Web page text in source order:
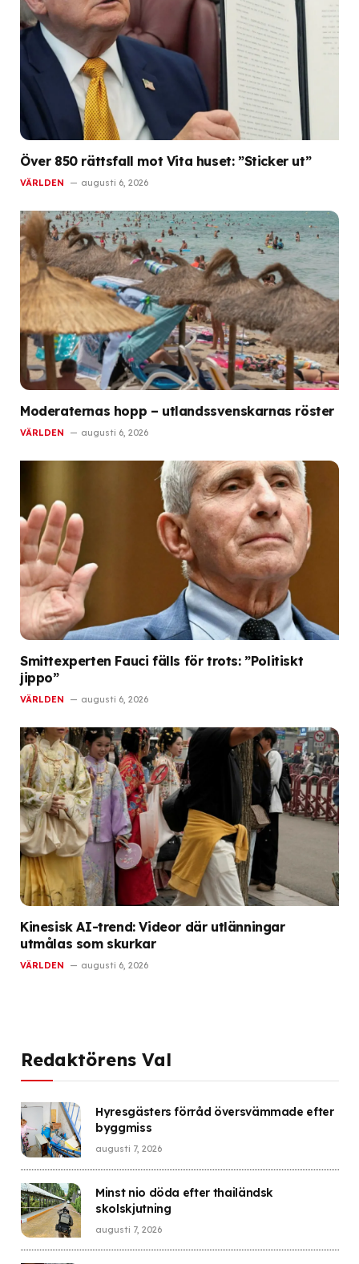
Över 850 rättsfall mot Vita huset: ”Sticker ut”
VÄRLDEN augusti 6, 2026
Moderaternas hopp – utlandssvenskarnas röster
VÄRLDEN augusti 6, 2026
Smittexperten Fauci fälls för trots: ”Politiskt
jippo”
VÄRLDEN augusti 6, 2026
Kinesisk AI-trend: Videor där utlänningar
utmålas som skurkar
VÄRLDEN augusti 6, 2026
Redaktörens Val
Hyresgästers förråd översvämmade efter
byggmiss
augusti 7, 2026
Minst nio döda efter thailändsk
skolskjutning
augusti 7, 2026